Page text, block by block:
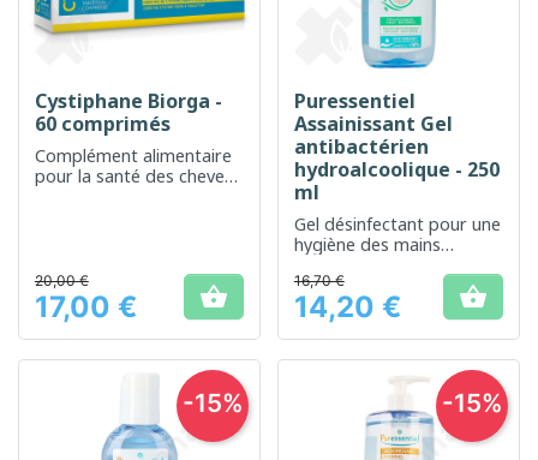
Cystiphane Biorga -
60 comprimés
Complément alimentaire
pour la santé des cheveux
Prix
20,00 €
17,00 € 
Puressentiel
Assainissant Gel
antibactérien
hydroalcoolique - 250
ml
Gel désinfectant pour une
hygiène des mains
Prix
16,70 €
14,20 € 
-15% -15%